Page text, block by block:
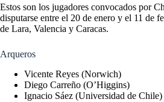
Estos son los jugadores convocados por
disputarse entre el 20 de enero y el 11 de
de Lara, Valencia y Caracas.
Arqueros
Vicente Reyes (Norwich)
Diego Carreño (O’Higgins)
Ignacio Sáez (Universidad de Chile)